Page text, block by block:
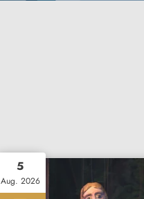
5
Aug. 2026